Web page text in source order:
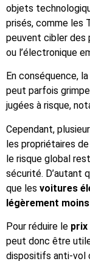
objets
prisés, comme les
peuvent cibler des
ou l’électronique
En conséquence, la
peut parfois
jugées à risque,
Cependant,
les propriétaires
le risque global
sécurité. D’autant
que les voitures
légèrement
Pour réduire le prix
peut donc être
dispositifs anti-vol